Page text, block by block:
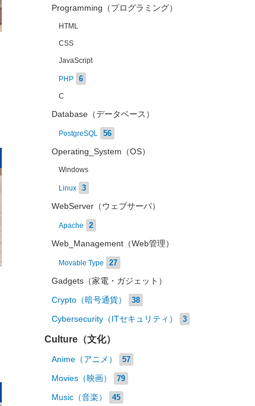
Programming（プログラミング）
HTML
CSS
JavaScript
PHP 6
C
Database（データベース）
PostgreSQL 56
Operating_System（OS）
Windows
Linux 3
WebServer（ウェブサーバ）
Apache 2
Web_Management（Web管理）
Movable Type 27
Gadgets（家電・ガジェット）
Crypto（暗号通貨） 38
Cybersecurity（ITセキュリティ） 3
Culture（文化）
Anime（アニメ） 57
Movies（映画） 79
Music（音楽） 45